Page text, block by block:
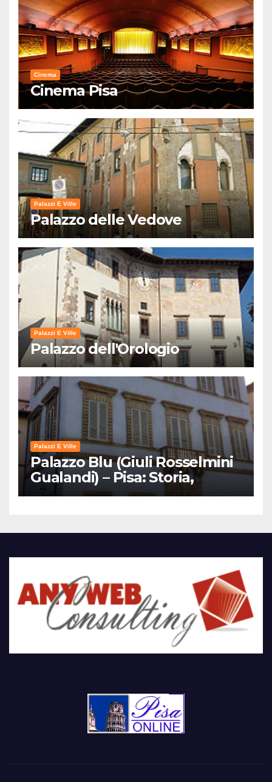
Cinema
Cinema Pisa
Palazzi E Ville
Palazzo delle Vedove
Palazzi E Ville
Palazzo dell'Orologio
Palazzi E Ville
Palazzo Blu (Giuli Rosselmini
Gualandi) – Pisa: Storia,
Mostre e Info Visita